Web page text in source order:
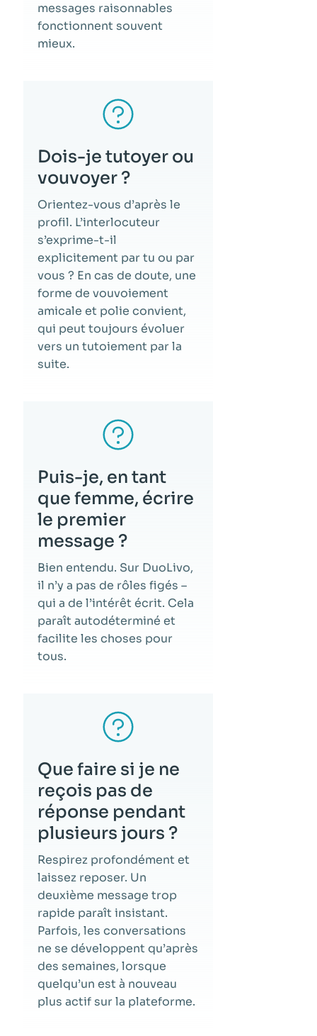
messages raisonnables
fonctionnent souvent
mieux.
Dois-je tutoyer ou
vouvoyer ?
Orientez-vous d’après le
profil. L’interlocuteur
s’exprime-t-il
explicitement par tu ou par
vous ? En cas de doute, une
forme de vouvoiement
amicale et polie convient,
qui peut toujours évoluer
vers un tutoiement par la
suite.
Puis-je, en tant
que femme, écrire
le premier
message ?
Bien entendu. Sur DuoLivo,
il n’y a pas de rôles figés –
qui a de l’intérêt écrit. Cela
paraît autodéterminé et
facilite les choses pour
tous.
Que faire si je ne
reçois pas de
réponse pendant
plusieurs jours ?
Respirez profondément et
laissez reposer. Un
deuxième message trop
rapide paraît insistant.
Parfois, les conversations
ne se développent qu’après
des semaines, lorsque
quelqu’un est à nouveau
plus actif sur la plateforme.